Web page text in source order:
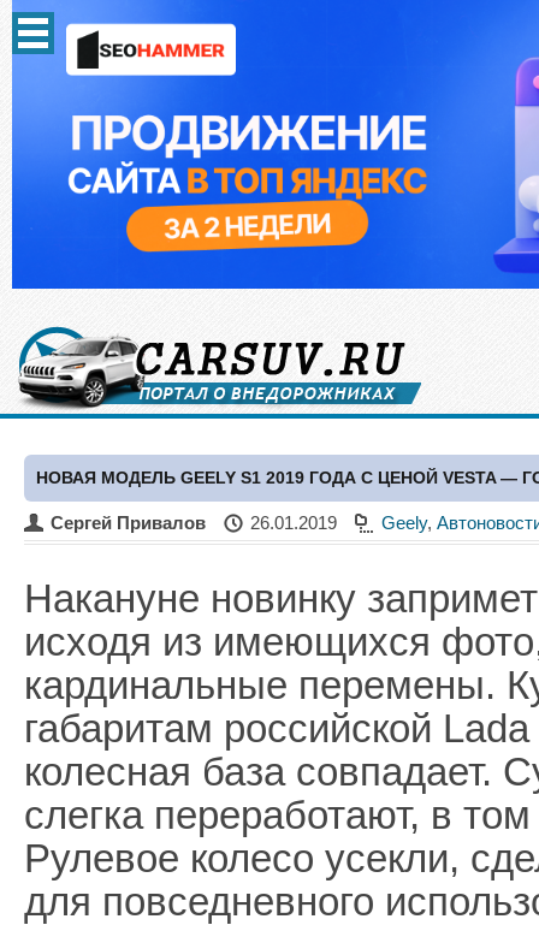
НОВАЯ МОДЕЛЬ GEELY S1 2019 ГОДА С ЦЕНОЙ VESTA —
Сергей Привалов 26.01.2019 Geely,
Накануне новинку
исходя из имеющихся
кардинальные перемены.
габаритам российской
колесная база совпадает.
слегка переработают, в
Рулевое колесо усекли,
для повседневного